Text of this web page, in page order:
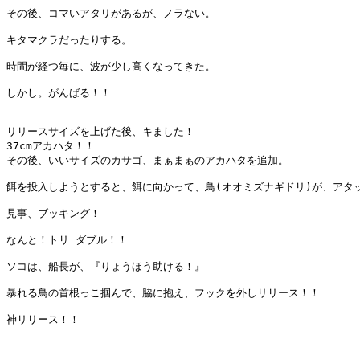
その後、コマいアタリがあるが、ノラない。
キタマクラだったりする。
時間が経つ毎に、波が少し高くなってきた。
しかし。がんばる！！
リリースサイズを上げた後、キました！
37cmアカハタ！！
その後、いいサイズのカサゴ、まぁまぁのアカハタを追加。
餌を投入しようとすると、餌に向かって、鳥(オオミズナギドリ)が、アタ
見事、ブッキング！
なんと！トリ ダブル！！
ソコは、船長が、『りょうほう助ける！』
暴れる鳥の首根っこ掴んで、脇に抱え、フックを外しリリース！！
神リリース！！